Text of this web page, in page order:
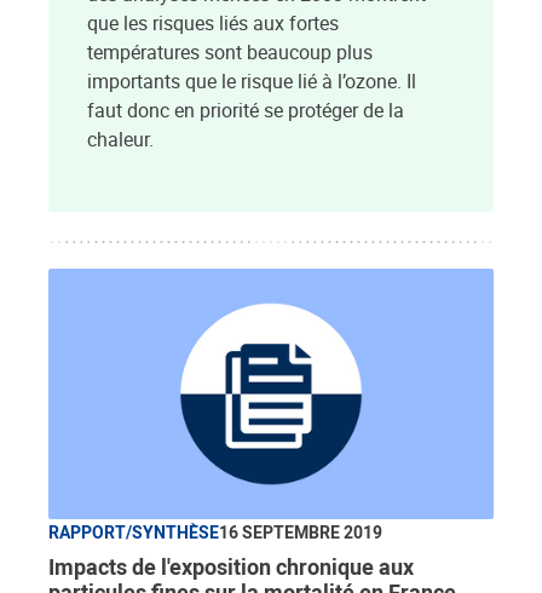
que les risques liés aux fortes
températures sont beaucoup plus
importants que le risque lié à l’ozone. Il
faut donc en priorité se protéger de la
chaleur.
RAPPORT/SYNTHÈSE16 SEPTEMBRE 2019
Impacts de l'exposition chronique aux